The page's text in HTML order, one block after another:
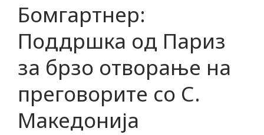
Бомгартнер:
Поддршка од Париз
за брзо отворање на
преговорите со С.
Македонија